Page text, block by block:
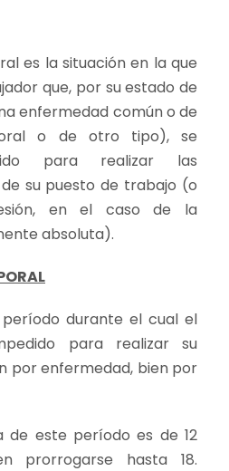
es la situación en la que
que, por su estado de
enfermedad común o de
o de otro tipo), se
para realizar las
su puesto de trabajo (o
en el caso de la
absoluta).
durante el cual el
para realizar su
por enfermedad, bien por
de este período es de 12
prorrogarse hasta 18.